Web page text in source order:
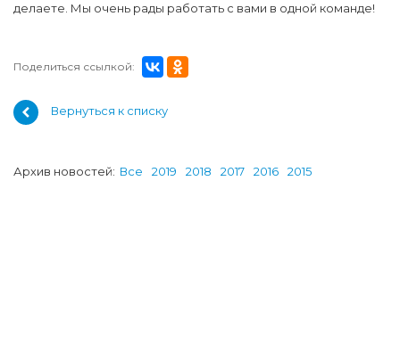
делаете. Мы очень рады работать с вами в одной команде!
Поделиться ссылкой:
Вернуться к списку
Архив новостей: Все 2019 2018 2017 2016 2015